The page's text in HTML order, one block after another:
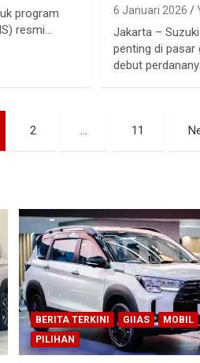
program
resmi…
6 Januari 2026
Jakarta –
penting di pasar
debut
2 … 11
BERITA TERKINI GIIAS
MOBIL
PILIHAN